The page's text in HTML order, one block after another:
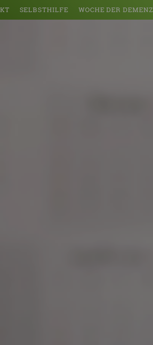
SELBSTHILFE WOCHE DER DEMENZ